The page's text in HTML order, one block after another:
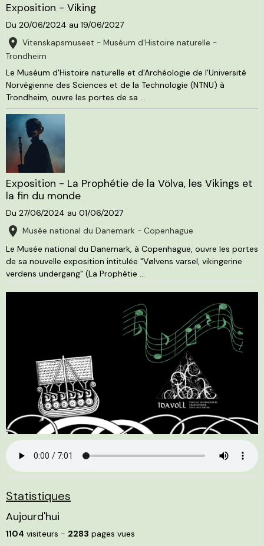
Exposition - Viking
Du 20/06/2024 au 19/06/2027
Vitenskapsmuseet - Muséum d'Histoire naturelle -
Trondheim
Le Muséum d'Histoire naturelle et d'Archéologie de l'Université
Norvégienne des Sciences et de la Technologie (NTNU) à
Trondheim, ouvre les portes de sa ...
Exposition - La Prophétie de la Völva, les Vikings et
la fin du monde
Du 27/06/2024 au 01/06/2027
Musée national du Danemark - Copenhague
Le Musée national du Danemark, à Copenhague, ouvre les portes
de sa nouvelle exposition intitulée "Vølvens varsel, vikingerine
verdens undergang" (La Prophétie ...
Statistiques
Aujourd'hui
1104 visiteurs - 2283 pages vues